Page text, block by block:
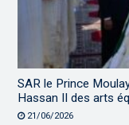
SAR le Prince
Hassan II des arts
21/06/2026